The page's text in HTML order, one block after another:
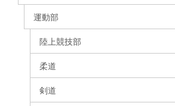
運動部
陸上競技部
柔道
剣道